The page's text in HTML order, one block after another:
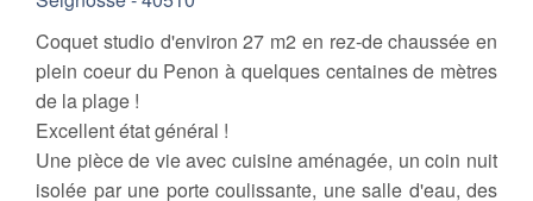
Coquet studio d'environ 27 m2 en rez-de chaussée en
plein coeur du Penon à quelques centaines de mètres
de la plage !
Excellent état général !
Une pièce de vie avec cuisine aménagée, un coin nuit
isolée par une porte coulissante, une salle d'eau, des